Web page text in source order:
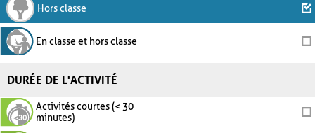
Hors classe
En classe et hors classe
DURÉE DE L'ACTIVITÉ
Activités courtes (< 30
minutes)